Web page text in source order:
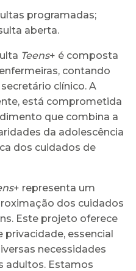
programadas;
aberta.
Teens+ é composta
contando
clínico. A
está comprometida
que combina a
da adolescência
dos cuidados de
+ representa um
dos cuidados
Este projeto oferece
essencial
necessidades
adultos. Estamos